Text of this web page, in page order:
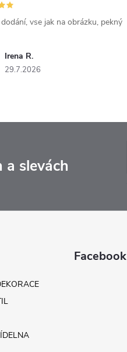
Irena R.
29.7.2026
vse jak na obrázku, pekný
a slevách
Facebook